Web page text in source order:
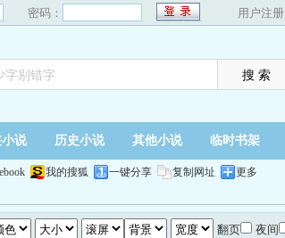
密码： 用户注册
说 历史小说 其他小说 临时书架
我的搜狐 一键分享 复制网址 更多
翻页 夜间